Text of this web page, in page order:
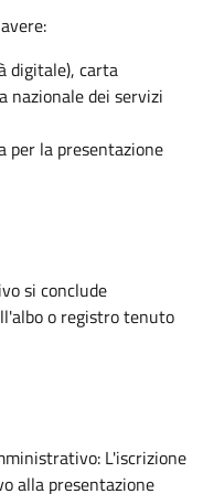
digitale), carta
nazionale dei servizi
per la presentazione
si conclude
o registro tenuto
L'iscrizione
alla presentazione